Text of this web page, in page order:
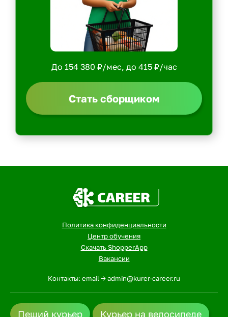
До 154 380 ₽/мес, до 415 ₽/час
Стать сборщиком
Политика конфиденциальности
Центр обучения
Скачать ShopperApp
Вакансии
Контакты: email -> admin@kurer-career.ru
Пеший курьер Курьер на велосипеде